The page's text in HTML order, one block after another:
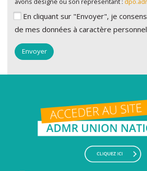
En cliquant sur "Envoyer", je
de mes données à caractère